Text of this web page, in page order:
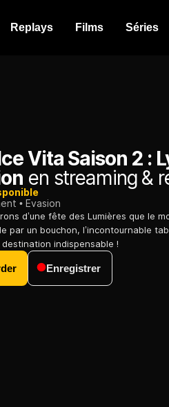
Replays Films Séries
Vita Saison 2 :
en streaming &
Evasion
d’une fête des Lumières que le
par un bouchon, l’incontournable
destination indispensable !
Enregistrer